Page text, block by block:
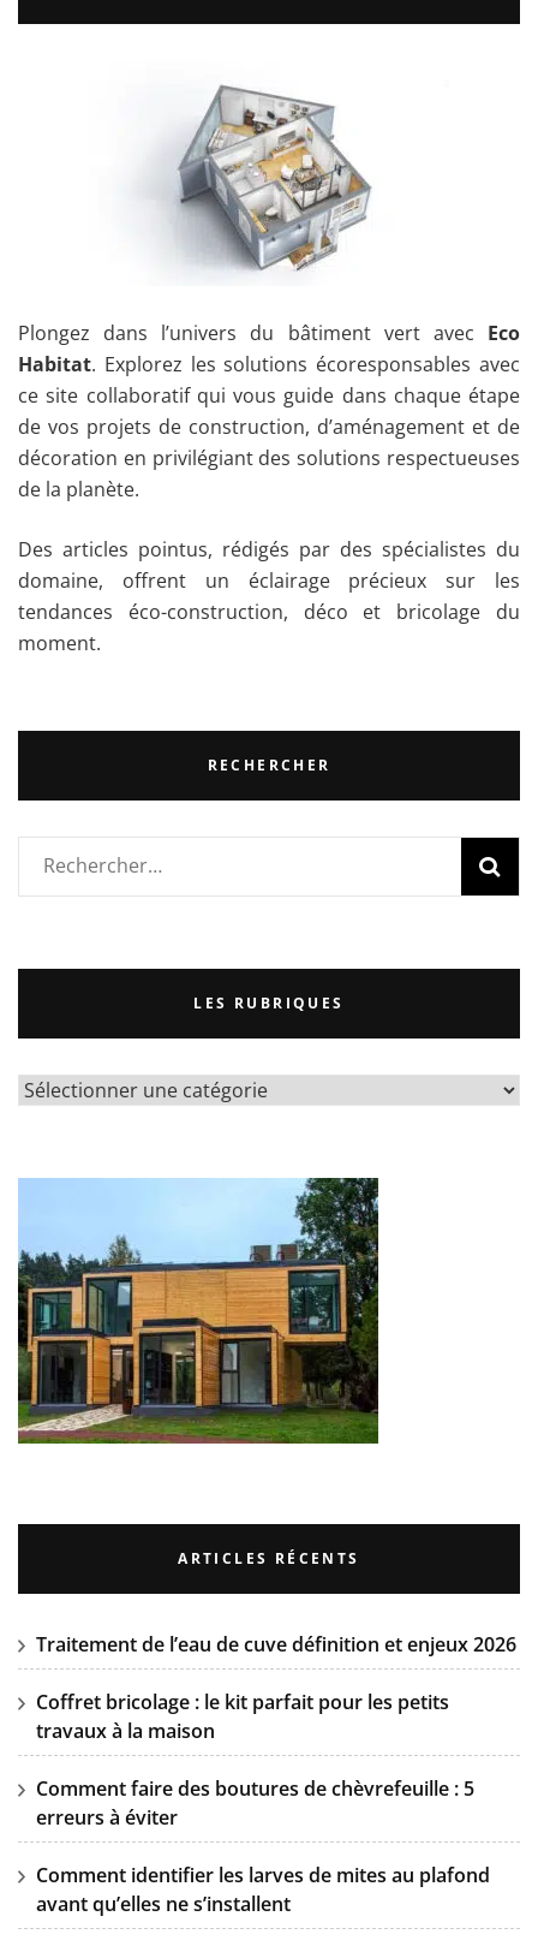
Plongez dans l’univers du bâtiment vert avec Eco
Habitat. Explorez les solutions écoresponsables avec
ce site collaboratif qui vous guide dans chaque étape
de vos projets de construction, d’aménagement et de
décoration en privilégiant des solutions respectueuses
de la planète.
Des articles pointus, rédigés par des spécialistes du
domaine, offrent un éclairage précieux sur les
tendances éco-construction, déco et bricolage du
moment.
RECHERCHER
Rechercher :
LES RUBRIQUES
LES
ARTICLES RÉCENTS
Traitement de l’eau de cuve définition et enjeux 2026
Coffret bricolage : le kit parfait pour les petits
travaux à la maison
Comment faire des boutures de chèvrefeuille : 5
erreurs à éviter
Comment identifier les larves de mites au plafond
avant qu’elles ne s’installent